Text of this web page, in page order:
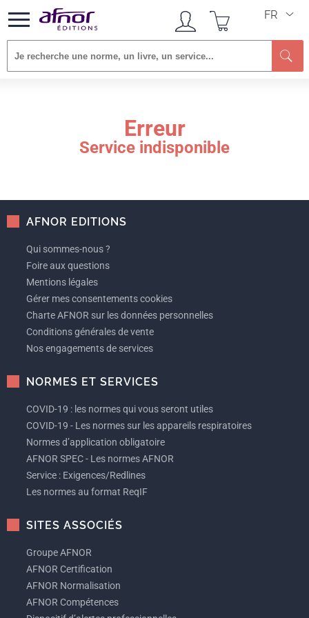
FR
Erreur
Service indisponible
AFNOR EDITIONS
Qui sommes-nous ?
Foire aux questions
Mentions légales
Gérer mes consentements cookies
Charte AFNOR sur les données personnelles
Conditions générales de vente
Nos engagements de services
NORMES ET SERVICES
COVID-19 : les normes qui vous seront utiles
COVID-19 - Les normes sur les appareils respiratoires
Normes d’application obligatoire
AFNOR SPEC - Les normes AFNOR
Service : Exigences/Redlines
Les normes au format ReqIF
SITES ASSOCIÉS
Groupe AFNOR
AFNOR Certification
AFNOR Normalisation
AFNOR Compétences